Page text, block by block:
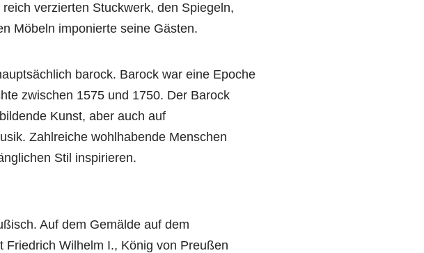
verzierten Stuckwerk, den Spiegeln,
Möbeln imponierte seine Gästen.
barock. Barock war eine Epoche
zwischen 1575 und 1750. Der Barock
Kunst, aber auch auf
Zahlreiche wohlhabende Menschen
Stil inspirieren.
Auf dem Gemälde auf dem
Friedrich Wilhelm I., König von Preußen